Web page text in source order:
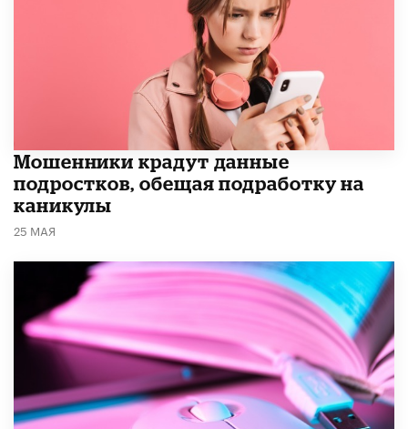
Мошенники крадут данные
подростков, обещая подработку на
каникулы
25 МАЯ